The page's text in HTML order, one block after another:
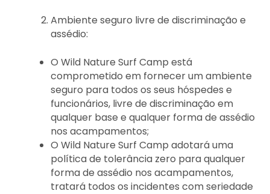
Ambiente seguro livre de discriminação e
assédio:
O Wild Nature Surf Camp está
comprometido em fornecer um ambiente
seguro para todos os seus hóspedes e
funcionários, livre de discriminação em
qualquer base e qualquer forma de assédio
nos acampamentos;
O Wild Nature Surf Camp adotará uma
política de tolerância zero para qualquer
forma de assédio nos acampamentos,
tratará todos os incidentes com seriedade